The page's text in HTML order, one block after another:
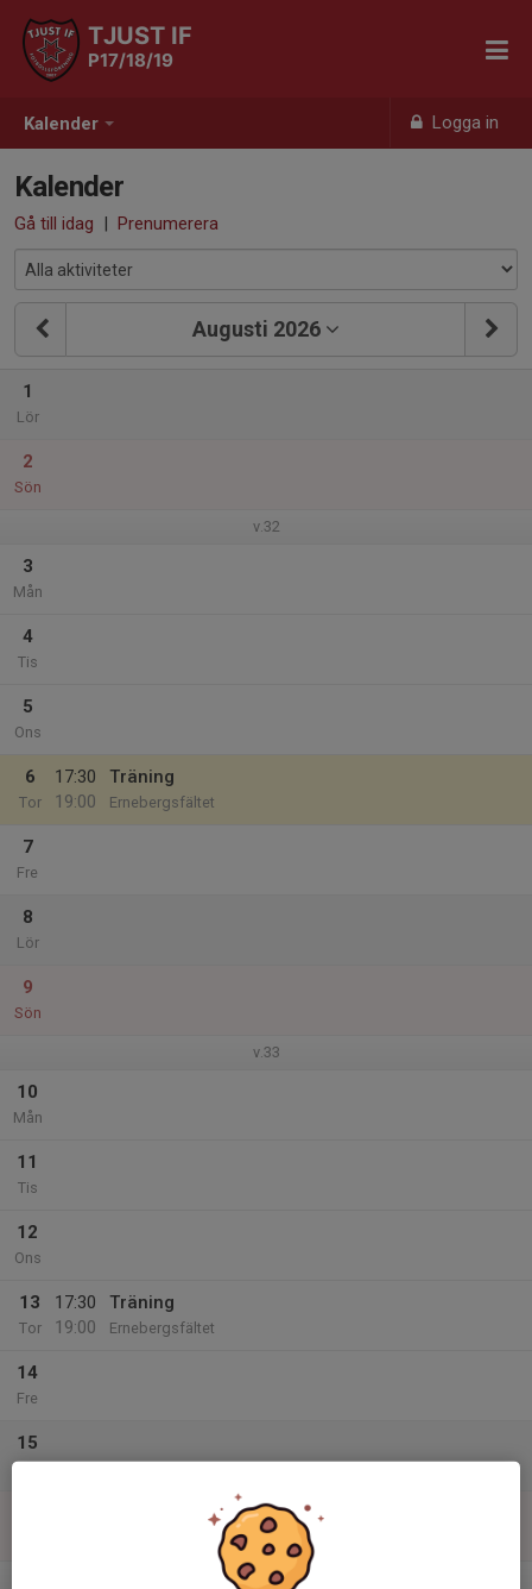
Kalender Logga in
TJUST IF
P17/18/19
Kalender
Gå till idag | Prenumerera
Augusti 2026
1
Lör
2
Sön
v.32
3
Mån
4
Tis
5
Ons
6
Tor
17:30
19:00
Träning
Ernebergsfältet
7
Fre
8
Lör
9
Sön
v.33
10
Mån
11
Tis
12
Ons
13
Tor
17:30
19:00
Träning
Ernebergsfältet
14
Fre
15
v.34